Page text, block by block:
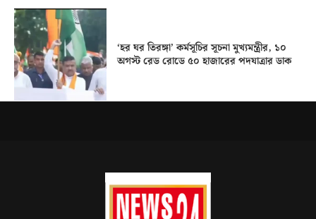
‘হর ঘর তিরঙ্গা’ কর্মসূচির সূচনা মুখ্যমন্ত্রীর, ১০
অগস্ট রেড রোডে ৫০ হাজারের পদযাত্রার ডাক